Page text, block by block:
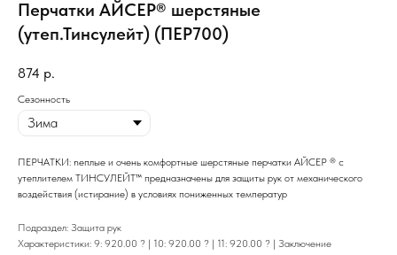
Перчатки АЙСЕР® шерстяные
(утеп.Тинсулейт) (ПЕР700)
874 р.
Сезонность
ПЕРЧАТКИ: nеплые и очень комфортные шерстяные перчатки АЙСЕР ® с
утеплителем ТИНСУЛЕЙТ™ предназначены для защиты рук от механического
воздействия (истирание) в условиях пониженных температур
Подраздел: Защита рук
Характеристики: 9: 920.00 ? | 10: 920.00 ? | 11: 920.00 ? | Заключение